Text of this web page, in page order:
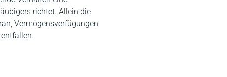
richtet. Allein die
Vermögensverfügungen